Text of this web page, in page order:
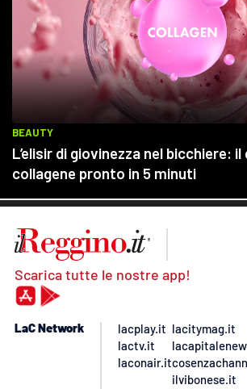
Scarica tutte le nostre app!
LaC Network
lacplay.it
lactv.it
laconair.it
lacitymag.it
ilvibonese.it